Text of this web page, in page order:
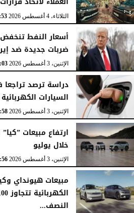
الثلاثاء، 4 أغسطس 2026
أسعار النفط
ضربات جديدة ضد
الإثنين، 3 أغسطس 2026
دراسة ترصد
السيارات
الإثنين، 3 أغسطس 2026
خلال يوليو
الإثنين، 3 أغسطس 2026
مبيعات هيونداي
النصف...